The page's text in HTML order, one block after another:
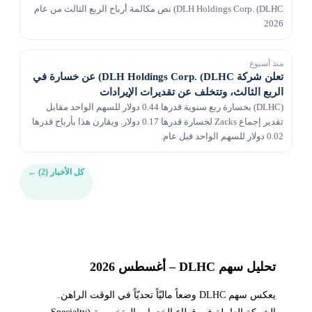
DLH Holdings Corp. (DLHC) نص مكالمة أرباح الربع الثالث من عام
2026
منذ أسبوع
تعلن شركة DLH Holdings Corp. (DLHC) عن خسارة في
الربع الثالث، وتتخلف عن تقديرات الإيرادات
(DLHC) بخسارة ربع سنوية قدرها 0.44 دولار للسهم الواحد مقابل
تقدير إجماع Zacks لخسارة قدرها 0.17 دولار. ويقارن هذا بأرباح قدرها
0.02 دولار للسهم الواحد قبل عام.
كل الأخبار (2) ←
تحليل سهم DLHC – أغسطس 2026
يعكس سهم DLHC وضعاً ماليّاً تحديّاً في الوقت الراهن.